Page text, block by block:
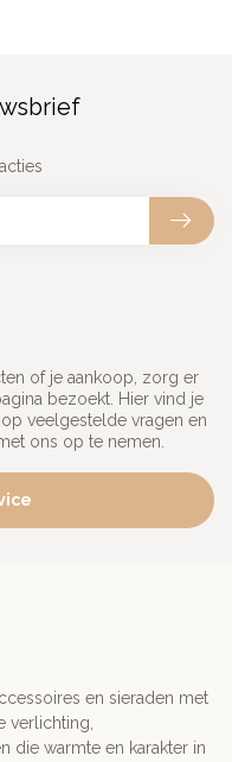
of je aankoop, zorg er
bezoekt. Hier vind je
veelgestelde vragen en
ons op te nemen.
en sieraden met
verlichting,
die warmte en karakter in